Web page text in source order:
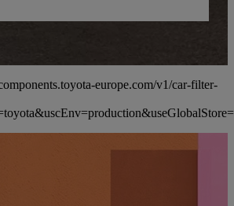
europe.com/v1/car-filter-